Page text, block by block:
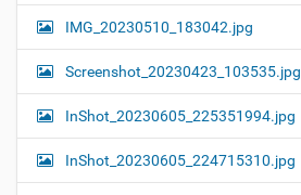
IMG_20230510_183042.jpg
Screenshot_20230423_103535.jpg
InShot_20230605_225351994.jpg
InShot_20230605_224715310.jpg